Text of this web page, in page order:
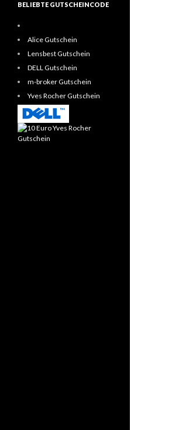
BELIEBTE GUTSCHEINCODE
Alice Gutschein
Lensbest Gutschein
DELL Gutschein
m-broker Gutschein
Yves Rocher Gutschein